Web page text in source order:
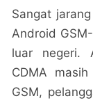
Sangat
Android
luar negeri.
CDMA
GSM,